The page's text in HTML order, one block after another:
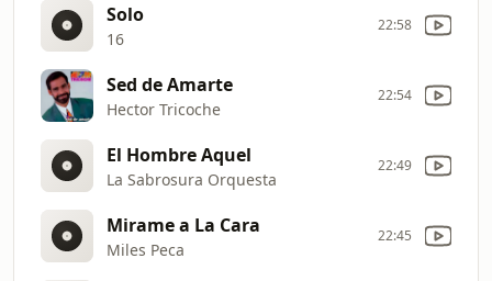
Solo
16
22:58
Sed de Amarte
Hector Tricoche
22:54
El Hombre Aquel
La Sabrosura Orquesta
22:49
Mirame a La Cara
Miles Peсa
22:45